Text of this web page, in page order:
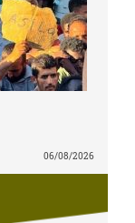
06/08/2026